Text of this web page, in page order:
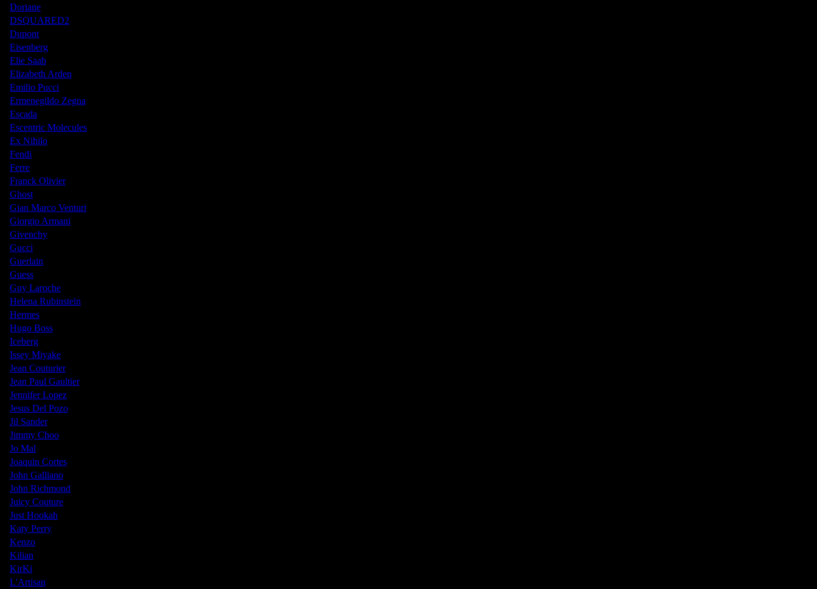
Doriane
DSQUARED2
Dupont
Eisenberg
Elie Saab
Elizabeth Arden
Emilio Pucci
Ermenegildo Zegna
Escada
Escentric Molecules
Ex Nihilo
Fendi
Ferre
Franck Olivier
Ghost
Gian Marco Venturi
Giorgio Armani
Givenchy
Gucci
Guerlain
Guess
Guy Laroche
Helena Rubinstein
Hermes
Hugo Boss
Iceberg
Issey Miyake
Jean Couturier
Jean Paul Gaultier
Jennifer Lopez
Jesus Del Pozo
Jil Sander
Jimmy Choo
Jo Mal
Joaquin Cortes
John Galliano
John Richmond
Juicy Couture
Just Hookah
Katy Perry
Kenzo
Kilian
KirKi
L'Artisan